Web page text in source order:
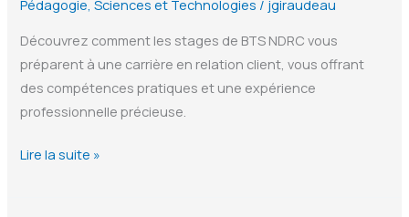
Pédagogie ,Sciences et Technologies / jgiraudeau
Découvrez comment les stages de BTS NDRC vous
préparent à une carrière en relation client, vous offrant
des compétences pratiques et une expérience
professionnelle précieuse.
Bien
Lire la suite »